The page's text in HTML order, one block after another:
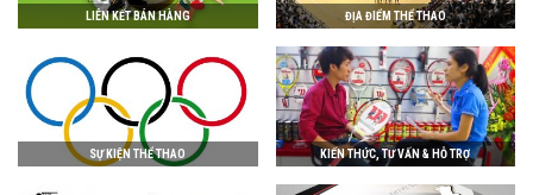
LIÊN KẾT BÁN HÀNG ĐỊA ĐIỂM THỂ THAO
SỰ KIỆN THỂ THAO KIẾN THỨC, TƯ VẤN & HỖ TRỢ